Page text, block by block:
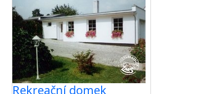
Rekreační domek